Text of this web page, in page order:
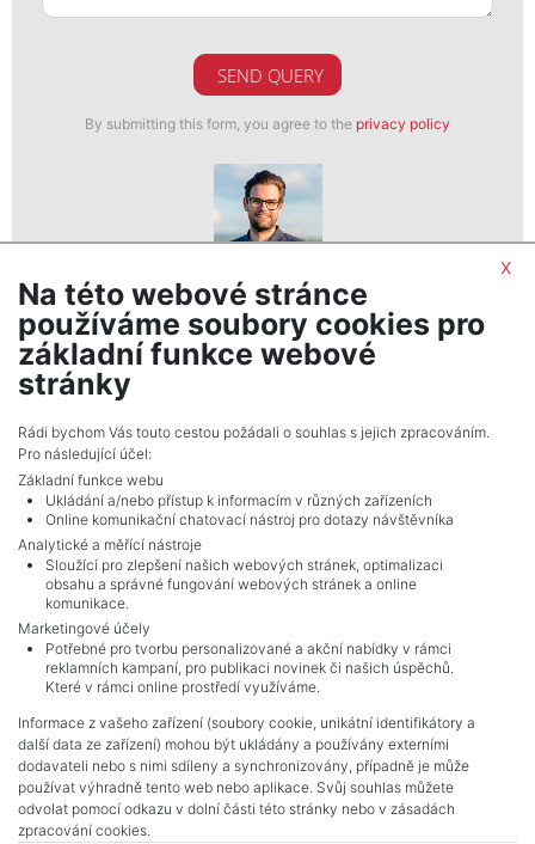
SEND QUERY
By submitting this form, you agree to the privacy policy
Ondřej Dopirák
realitní makléř
show nr.
MojePole.cz
Revoluční 1003/3, 11000, Praha
NAVIGACE
Terms and conditions
Protection of personal data
Real estate's
Contact
Cookie processing
x
Na této webové stránce
používáme soubory cookies pro
základní funkce webové
stránky
Rádi bychom Vás touto cestou požádali o souhlas s jejich zpracováním.
Pro následující účel:
Základní funkce webu
Ukládání a/nebo přístup k informacím v různých zařízeních
Online komunikační chatovací nástroj pro dotazy návštěvníka
Analytické a měřící nástroje
Sloužící pro zlepšení našich webových stránek, optimalizaci
obsahu a správné fungování webových stránek a online
komunikace.
Marketingové účely
Potřebné pro tvorbu personalizované a akční nabídky v rámci
reklamních kampaní, pro publikaci novinek či našich úspěchů.
Které v rámci online prostředí využíváme.
Informace z vašeho zařízení (soubory cookie, unikátní identifikátory a
další data ze zařízení) mohou být ukládány a používány externími
dodavateli nebo s nimi sdíleny a synchronizovány, případně je může
používat výhradně tento web nebo aplikace. Svůj souhlas můžete
odvolat pomocí odkazu v dolní části této stránky nebo v zásadách
zpracování cookies.